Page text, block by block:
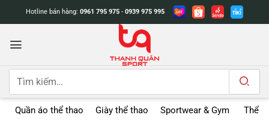
dung
Hotline bán hàng: 0961 795 975 - 0939 975 995
Tìm
Quần áo thể thao Giày thể thao Sportwear & Gym Thể